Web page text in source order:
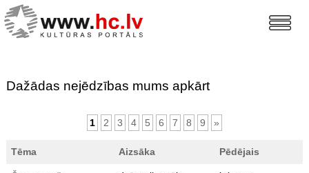
Dažādas nejēdzības mums apkārt
1 2 3 4 5 6 7 8 9 »
Tēma Aizsāka Pēdējais